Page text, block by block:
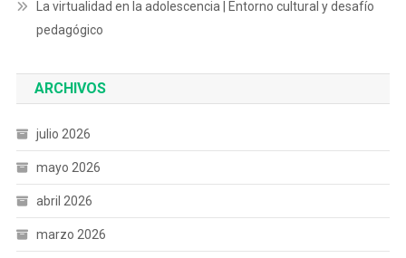
La virtualidad en la adolescencia | Entorno cultural y desafío
pedagógico
ARCHIVOS
julio 2026
mayo 2026
abril 2026
marzo 2026